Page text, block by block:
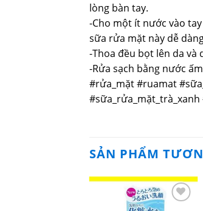
lòng bàn tay.
-Cho một ít nước vào
sữa rửa mặt này dễ
-Thoa đều bọt lên da
-Rửa sạch bằng nước
#rửa_mặt #ruamat
SẢN PHẨM